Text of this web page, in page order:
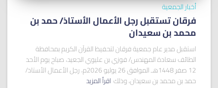
أخبار الجمعية
فرقان تستقبل رجل الأعمال الأستاذ/ ﺣﻤﺪ ﺑﻦ
ﻣﺤﻤﺪ ﺑﻦ ﺳﻌﻴﺪان
استقبل مدير عام جمعية فرقان لتحفيظ القرآن الكريم بمحافظة
الطائف سعادة المهندس/ فوزي بن عليوي الجعيد، صباح يوم الأحد
12 صفر 1448هـ الموافق 26 يوليو 2026م، رجل الأعمال الأستاذ/
حمد بن محمد بن سعيدان، وذلك اقرأ المزيد